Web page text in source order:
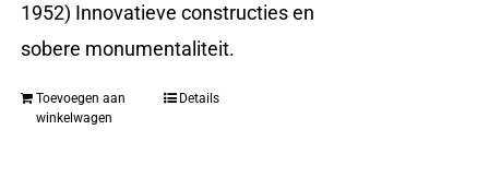
1952) Innovatieve constructies en
sobere monumentaliteit.
Toevoegen aan
winkelwagen
Details